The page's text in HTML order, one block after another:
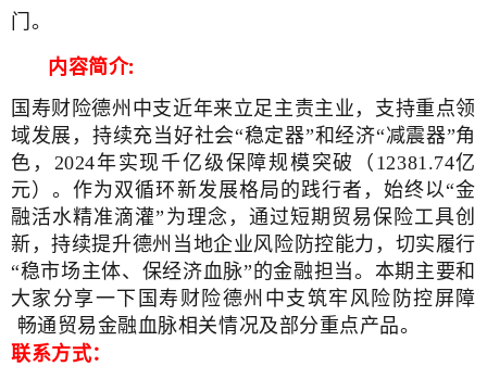
门。
内容简介:
国寿财险德州中支近年来立足主责主业，支持重点领
域发展，持续充当好社会“稳定器”和经济“减震器”角
色，2024年实现千亿级保障规模突破（12381.74亿
元）。作为双循环新发展格局的践行者，始终以“金
融活水精准滴灌”为理念，通过短期贸易保险工具创
新，持续提升德州当地企业风险防控能力，切实履行
“稳市场主体、保经济血脉”的金融担当。本期主要和
大家分享一下国寿财险德州中支筑牢风险防控屏障
畅通贸易金融血脉相关情况及部分重点产品。
联系方式：